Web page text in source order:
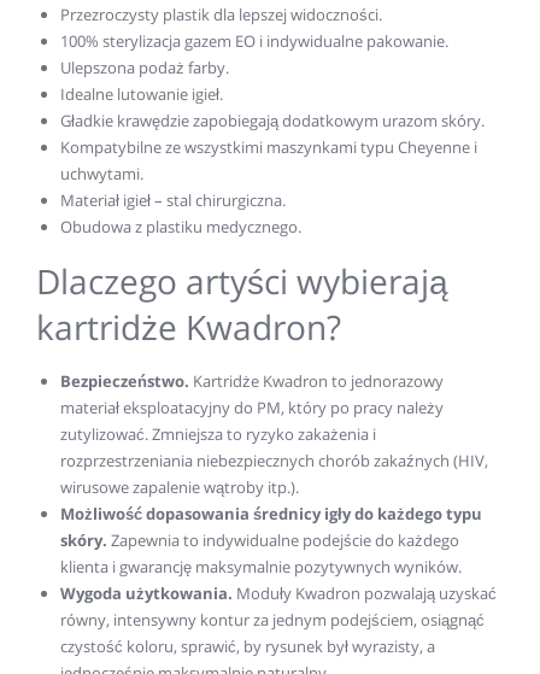
Przezroczysty plastik dla lepszej widoczności.
100% sterylizacja gazem EO i indywidualne pakowanie.
Ulepszona podaż farby.
Idealne lutowanie igieł.
Gładkie krawędzie zapobiegają dodatkowym urazom skóry.
Kompatybilne ze wszystkimi maszynkami typu Cheyenne i
uchwytami.
Materiał igieł – stal chirurgiczna.
Obudowa z plastiku medycznego.
Dlaczego artyści wybierają
kartridże Kwadron?
Bezpieczeństwo. Kartridże Kwadron to jednorazowy
materiał eksploatacyjny do PM, który po pracy należy
zutylizować. Zmniejsza to ryzyko zakażenia i
rozprzestrzeniania niebezpiecznych chorób zakaźnych (HIV,
wirusowe zapalenie wątroby itp.).
Możliwość dopasowania średnicy igły do każdego typu
skóry. Zapewnia to indywidualne podejście do każdego
klienta i gwarancję maksymalnie pozytywnych wyników.
Wygoda użytkowania. Moduły Kwadron pozwalają uzyskać
równy, intensywny kontur za jednym podejściem, osiągnąć
czystość koloru, sprawić, by rysunek był wyrazisty, a